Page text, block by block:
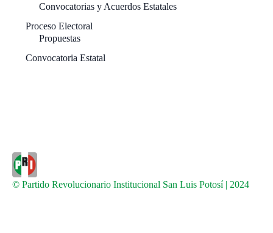
Convocatorias y Acuerdos Estatales
Proceso Electoral
Propuestas
Convocatoria Estatal
© Partido Revolucionario Institucional San Luis Potosí | 2024